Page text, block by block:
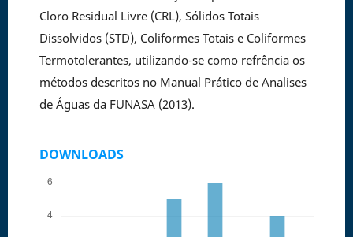
Cloro Residual Livre (CRL), Sólidos Totais
Dissolvidos (STD), Coliformes Totais e Coliformes
Termotolerantes, utilizando-se como refrência os
métodos descritos no Manual Prático de Analises
de Águas da FUNASA (2013).
DOWNLOADS